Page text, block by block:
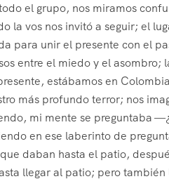
el grupo, nos miramos
la vos nos invitó a seguir; el
para unir el presente con el
entre el miedo y el
estábamos en
más profundo terror; nos
mi mente se preguntaba
en ese laberinto de
daban hasta el patio,
llegar al patio; pero